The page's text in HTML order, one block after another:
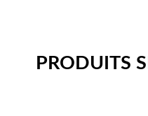
PRODUITS